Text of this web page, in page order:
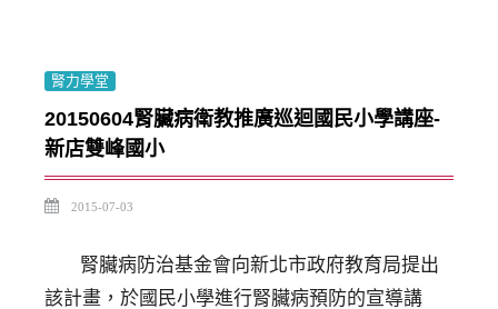
腎力學堂
20150604腎臟病衛教推廣巡迴國民小學講座-
新店雙峰國小
2015-07-03
腎臟病防治基金會向新北市政府教育局提出
該計畫，於國民小學進行腎臟病預防的宣導講